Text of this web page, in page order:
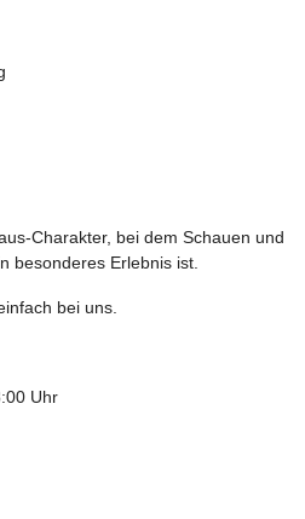
Charakter, bei dem Schauen und
besonderes Erlebnis ist.
bei uns.
Uhr